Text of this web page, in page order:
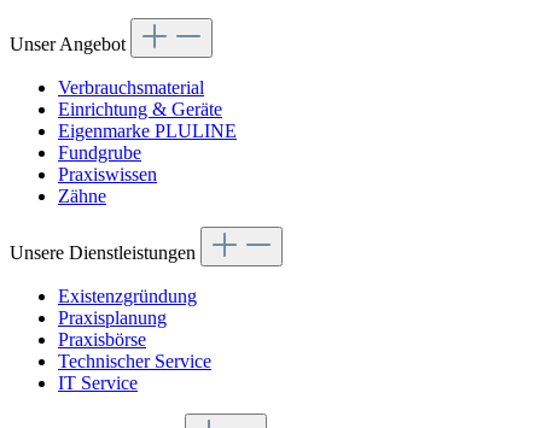
Unser Angebot
Verbrauchsmaterial
Einrichtung & Geräte
Eigenmarke PLULINE
Fundgrube
Praxiswissen
Zähne
Unsere Dienstleistungen
Existenzgründung
Praxisplanung
Praxisbörse
Technischer Service
IT Service